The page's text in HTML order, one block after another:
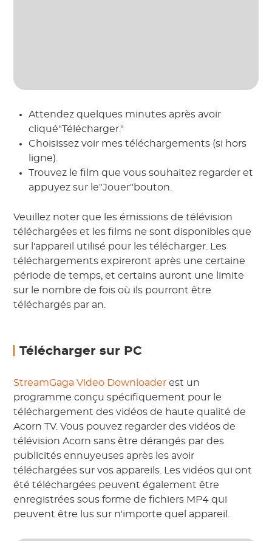
Attendez quelques minutes après avoir
cliqué"Télécharger."
Choisissez voir mes téléchargements (si hors
ligne).
Trouvez le film que vous souhaitez regarder et
appuyez sur le"Jouer"bouton.
Veuillez noter que les émissions de télévision
téléchargées et les films ne sont disponibles que
sur l'appareil utilisé pour les télécharger. Les
téléchargements expireront après une certaine
période de temps, et certains auront une limite
sur le nombre de fois où ils pourront être
téléchargés par an.
Télécharger sur PC
StreamGaga Video Downloaderest un
programme conçu spécifiquement pour le
téléchargement des vidéos de haute qualité de
Acorn TV. Vous pouvez regarder des vidéos de
télévision Acorn sans être dérangés par des
publicités ennuyeuses après les avoir
téléchargées sur vos appareils. Les vidéos qui ont
été téléchargées peuvent également être
enregistrées sous forme de fichiers MP4 qui
peuvent être lus sur n'importe quel appareil.